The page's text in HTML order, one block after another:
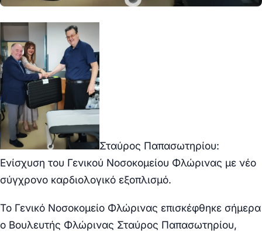
Σταύρος Παπασωτηρίου:
Ενίσχυση του Γενικού Νοσοκομείου Φλώρινας με νέο
σύγχρονο καρδιολογικό εξοπλισμό.
Το Γενικό Νοσοκομείο Φλώρινας επισκέφθηκε σήμερα
ο Βουλευτής Φλώρινας Σταύρος Παπασωτηρίου,